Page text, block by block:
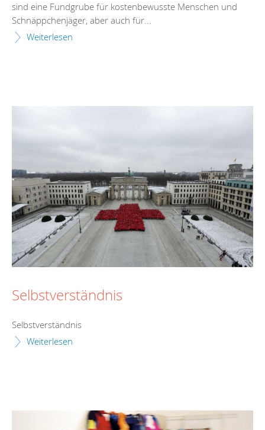
sind eine Fundgrube für kostenbewusste Menschen und
Schnäppchenjäger, aber auch für...
Weiterlesen
Selbstverständnis
Selbstverständnis
Weiterlesen